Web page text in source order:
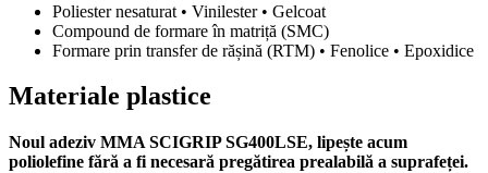
Poliester nesaturat • Vinilester • Gelcoat
Compound de formare în matriță (SMC)
Formare prin transfer de rășină (RTM) • Fenolice • Epoxidice
Materiale plastice
Noul adeziv MMA SCIGRIP SG400LSE, lipește acum
poliolefine fără a fi necesară pregătirea prealabilă a suprafeței.